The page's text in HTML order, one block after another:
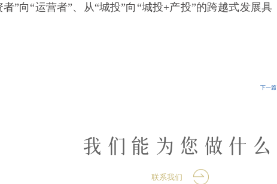
”向“运营者”、从“城投”向“城投+产投”的跨越式发展具
下一篇
我们能为您做什么
联系我们